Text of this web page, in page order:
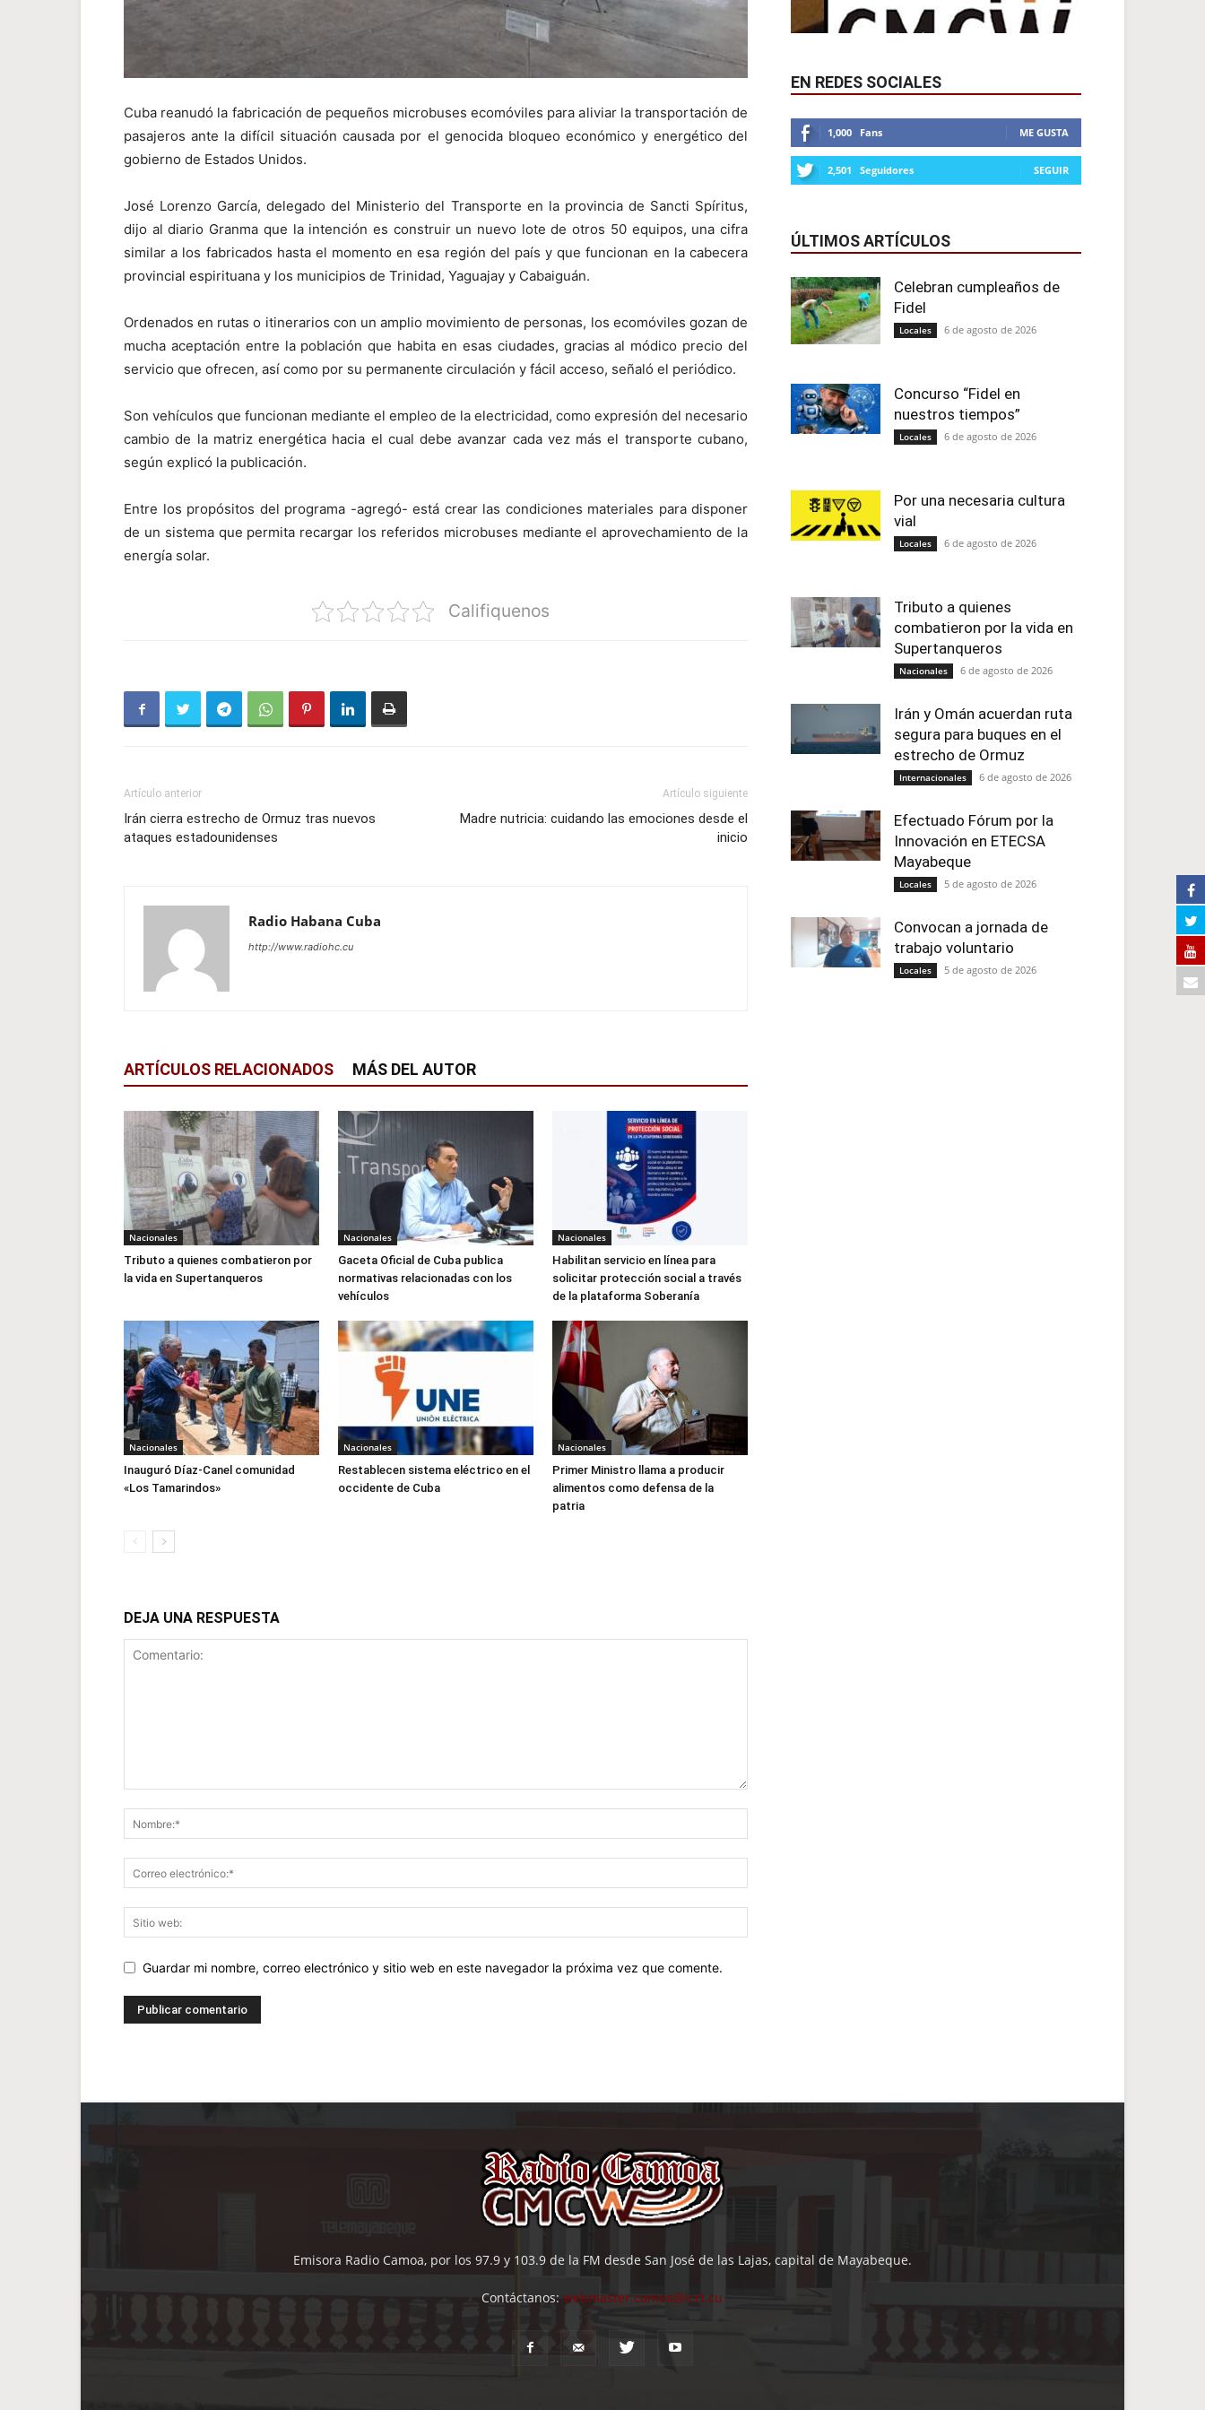
Cuba reanudó la fabricación de pequeños microbuses ecomóviles para aliviar la transportación de
pasajeros ante la difícil situación causada por el genocida bloqueo económico y energético del
gobierno de Estados Unidos.
José Lorenzo García, delegado del Ministerio del Transporte en la provincia de Sancti Spíritus,
dijo al diario Granma que la intención es construir un nuevo lote de otros 50 equipos, una cifra
similar a los fabricados hasta el momento en esa región del país y que funcionan en la cabecera
provincial espirituana y los municipios de Trinidad, Yaguajay y Cabaiguán.
Ordenados en rutas o itinerarios con un amplio movimiento de personas, los ecomóviles gozan de
mucha aceptación entre la población que habita en esas ciudades, gracias al módico precio del
servicio que ofrecen, así como por su permanente circulación y fácil acceso, señaló el periódico.
Son vehículos que funcionan mediante el empleo de la electricidad, como expresión del necesario
cambio de la matriz energética hacia el cual debe avanzar cada vez más el transporte cubano,
según explicó la publicación.
Entre los propósitos del programa -agregó- está crear las condiciones materiales para disponer
de un sistema que permita recargar los referidos microbuses mediante el aprovechamiento de la
energía solar.
Califiquenos
Artículo anterior
Irán cierra estrecho de Ormuz tras nuevos
ataques estadounidenses
Artículo siguiente
Madre nutricia: cuidando las emociones desde el
inicio
Radio Habana Cuba
http://www.radiohc.cu
ARTÍCULOS RELACIONADOS MÁS DEL AUTOR
Nacionales
Tributo a quienes combatieron por
la vida en Supertanqueros
Nacionales
Gaceta Oficial de Cuba publica
normativas relacionadas con los
vehículos
Nacionales
Habilitan servicio en línea para
solicitar protección social a través
de la plataforma Soberanía
Nacionales
Inauguró Díaz-Canel comunidad
«Los Tamarindos»
Nacionales
Restablecen sistema eléctrico en el
occidente de Cuba
Nacionales
Primer Ministro llama a producir
alimentos como defensa de la
patria
DEJA UNA RESPUESTA
Guardar mi nombre, correo electrónico y sitio web en este navegador la próxima vez que comente.
EN REDES SOCIALES
1,000 Fans ME GUSTA
2,501 Seguidores SEGUIR
ÚLTIMOS ARTÍCULOS
Celebran cumpleaños de
Fidel
Locales 6 de agosto de 2026
Concurso “Fidel en
nuestros tiempos”
Locales 6 de agosto de 2026
Por una necesaria cultura
vial
Locales 6 de agosto de 2026
Tributo a quienes
combatieron por la vida en
Supertanqueros
Nacionales 6 de agosto de 2026
Irán y Omán acuerdan ruta
segura para buques en el
estrecho de Ormuz
Internacionales 6 de agosto de 2026
Efectuado Fórum por la
Innovación en ETECSA
Mayabeque
Locales 5 de agosto de 2026
Convocan a jornada de
trabajo voluntario
Locales 5 de agosto de 2026
Emisora Radio Camoa, por los 97.9 y 103.9 de la FM desde San José de las Lajas, capital de Mayabeque.
Contáctanos:webmaster.camoa@icrt.cu